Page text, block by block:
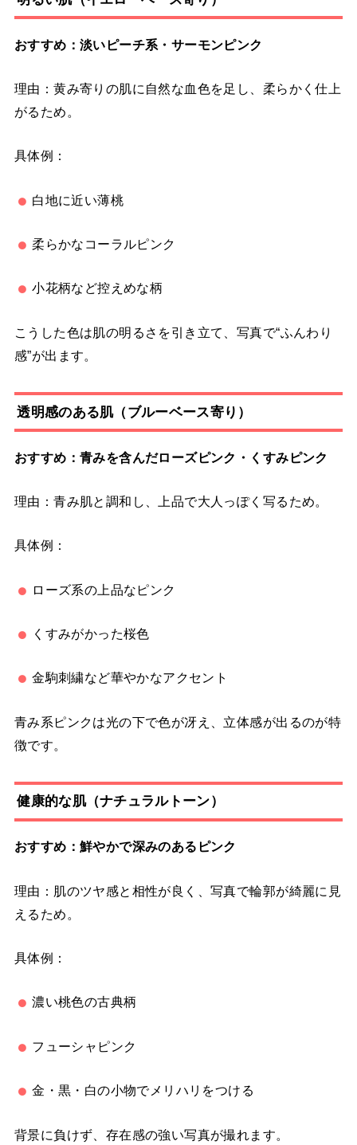
おすすめ：淡いピーチ系・サーモンピンク
理由：黄み寄りの肌に自然な血色を足し、柔らかく仕上
がるため。
具体例：
白地に近い薄桃
柔らかなコーラルピンク
小花柄など控えめな柄
こうした色は肌の明るさを引き立て、写真で“ふんわり
感”が出ます。
透明感のある肌（ブルーベース寄り）
おすすめ：青みを含んだローズピンク・くすみピンク
理由：青み肌と調和し、上品で大人っぽく写るため。
具体例：
ローズ系の上品なピンク
くすみがかった桜色
金駒刺繍など華やかなアクセント
青み系ピンクは光の下で色が冴え、立体感が出るのが特
徴です。
健康的な肌（ナチュラルトーン）
おすすめ：鮮やかで深みのあるピンク
理由：肌のツヤ感と相性が良く、写真で輪郭が綺麗に見
えるため。
具体例：
濃い桃色の古典柄
フューシャピンク
金・黒・白の小物でメリハリをつける
背景に負けず、存在感の強い写真が撮れます。